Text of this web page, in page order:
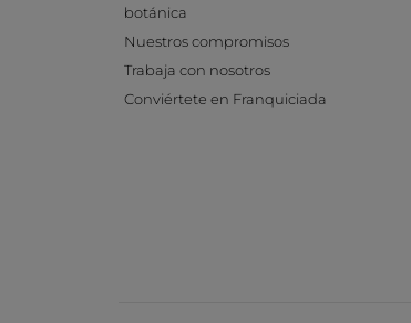
botánica
Nuestros compromisos
Trabaja con nosotros
Conviértete en Franquiciada